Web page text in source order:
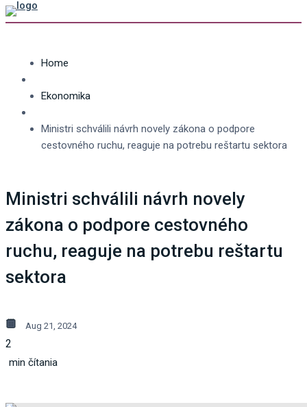
Home
Ekonomika
Ministri schválili návrh novely zákona o podpore
cestovného ruchu, reaguje na potrebu reštartu sektora
Ministri schválili návrh novely
zákona o podpore cestovného
ruchu, reaguje na potrebu reštartu
sektora
Aug 21, 2024
2
min čítania